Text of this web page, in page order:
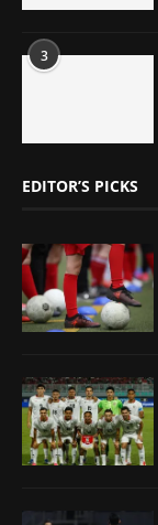
3
EDITOR’S PICKS